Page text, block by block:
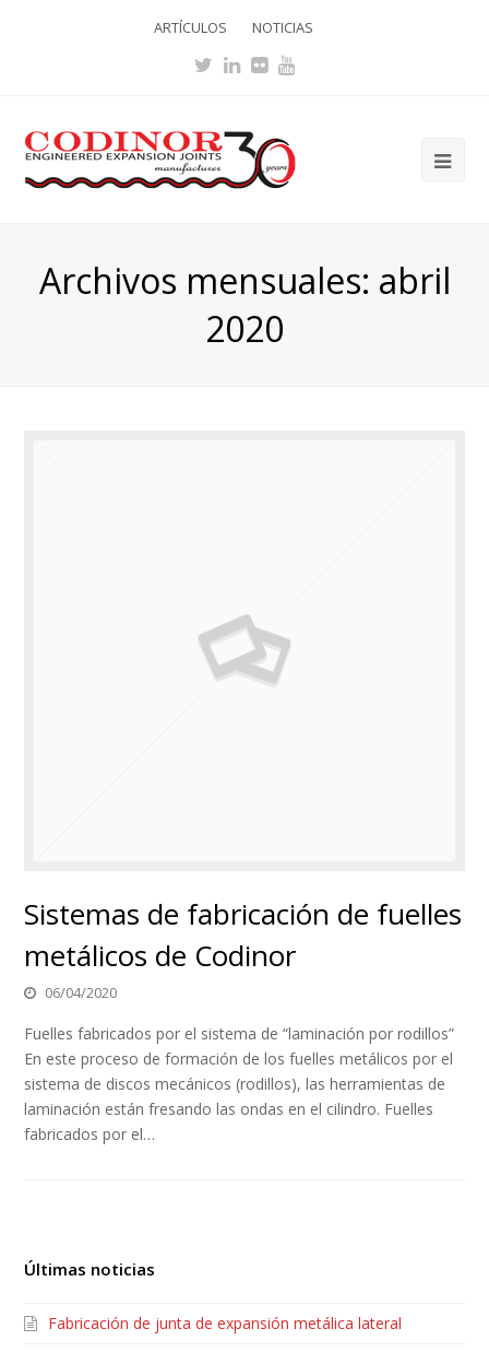
ARTÍCULOS NOTICIAS
Twitter
LinkedIn
FlickrYoutube
Archivos mensuales: abril
2020
Sistemas de fabricación de fuelles
metálicos de Codinor
06/04/2020
Fuelles fabricados por el sistema de “laminación por rodillos”
En este proceso de formación de los fuelles metálicos por el
sistema de discos mecánicos (rodillos), las herramientas de
laminación están fresando las ondas en el cilindro. Fuelles
fabricados por el…
Últimas noticias
Fabricación de junta de expansión metálica lateral